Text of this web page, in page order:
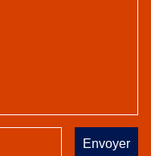
Envoyer